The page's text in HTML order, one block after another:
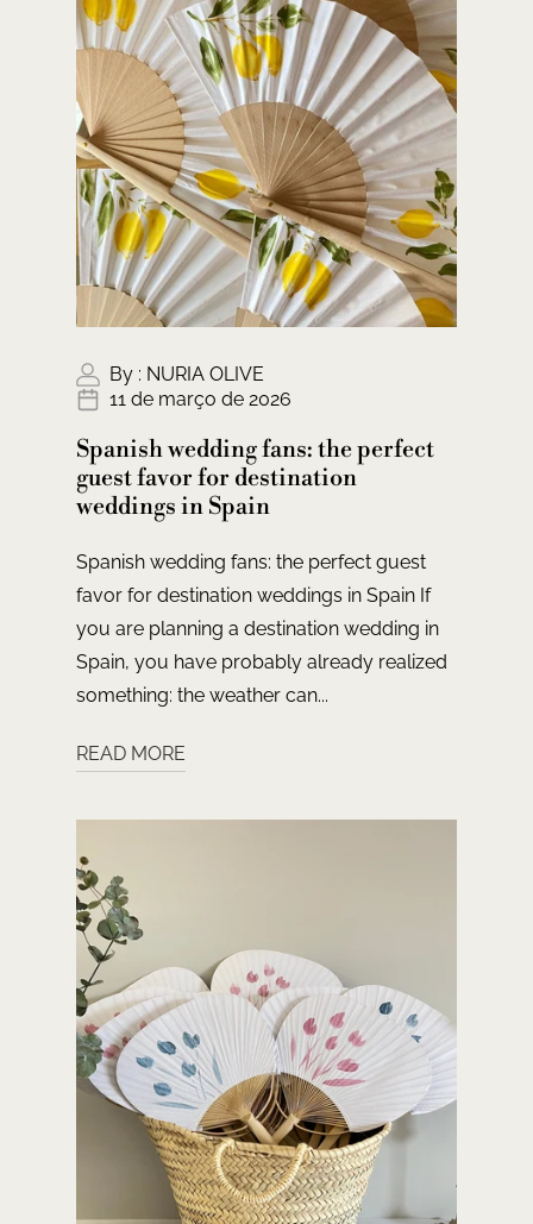
By : NURIA OLIVE
11 de março de 2026
Spanish wedding fans: the perfect
guest favor for destination
weddings in Spain
Spanish wedding fans: the perfect guest
favor for destination weddings in Spain If
you are planning a destination wedding in
Spain, you have probably already realized
something: the weather can...
READ MORE